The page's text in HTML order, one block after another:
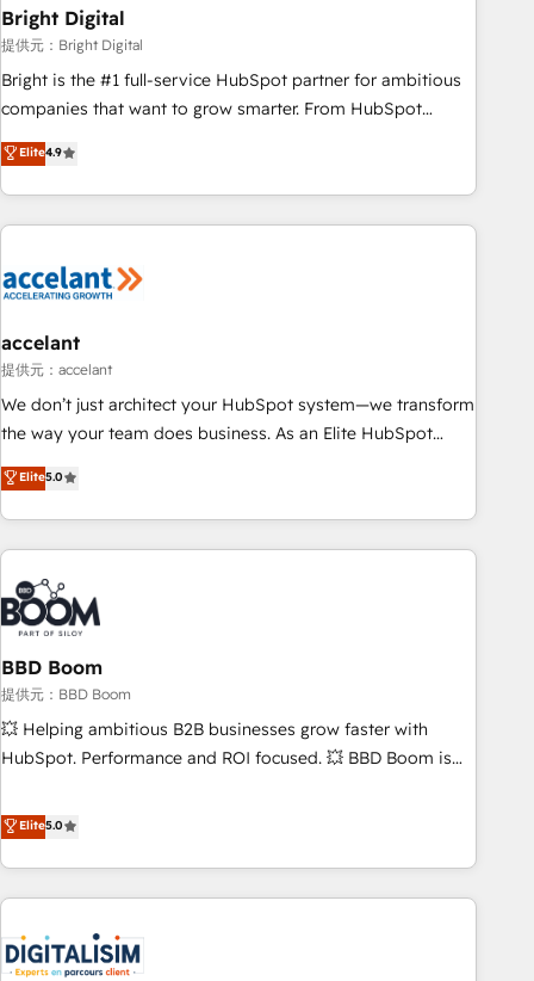
successful operations. Our approach, rooted in RevOps
principles, integrates analysis, training, planning, and
qualification. Leveraging technology, data analytics, CRM
optimization, and inbound marketing tactics, we focus on
us to unlock your business's full potential and achieve
sustained growth in today's competitive market.
Bright Digital
提供元：Bright Digital
Bright is the #1 full-service HubSpot partner for ambitious
companies that want to grow smarter. From HubSpot
onboarding, to training, from developing a new website to
lead generation and digital marketing; we do it all (and with
great results)! In short, our services include: - HubSpot
consultancy: onboarding, training, data migration - HubSpot
Marketing & sales solutions: digital marketing, advertising,
and technology to improve customer experiences. With our
bright people, exciting ideas and can-do mentality, we
ensure revenue growth on a daily basis. So tell us your
challenge; our passionate and growth driven team of 100+
www.brightdigital.com
Elite4.9
accelant
提供元：accelant
We don’t just architect your HubSpot system—we transform
the way your team does business. As an Elite HubSpot
Solutions Partner, we specialize in creating tailored, end-to-
end CRM solutions that accelerate growth, improve
operational efficiency, and ensure faster time to value on
HubSpot. What sets us apart? Our people-centric approach.
From day one, our team takes the time to deeply
understand your unique needs, crafting custom strategies
that deliver impactful results. Our mission is to empower
you to unlock HubSpot’s full potential—faster. Through
expert training, unmatched responsiveness, and ongoing
support, we equip your team to adopt new systems with
confidence and achieve a unified, data-driven approach to
Elite5.0
BBD Boom
提供元：BBD Boom
💥 Helping ambitious B2B businesses grow faster with
HubSpot. Performance and ROI focused. 💥 BBD Boom is
We work with your teams to solve all your HubSpot
challenges and improve user adoption, sales process and
marketing results. Services 📚 Onboarding your team to
HubSpot for the first time 🔧 Designing and optimising your
HubSpot set-up for better results 🌐 Website design and
build using HubSpot 🔌 Integrating HubSpot with other
Elite5.0